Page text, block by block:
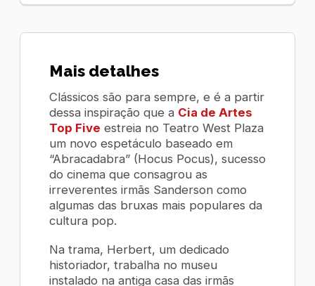
Mais detalhes
Clássicos são para sempre, e é a partir
dessa inspiração que a Cia de Artes
Top Five estreia no Teatro West Plaza
um novo espetáculo baseado em
“Abracadabra” (Hocus Pocus), sucesso
do cinema que consagrou as
irreverentes irmãs Sanderson como
algumas das bruxas mais populares da
cultura pop.
Na trama, Herbert, um dedicado
historiador, trabalha no museu
instalado na antiga casa das irmãs